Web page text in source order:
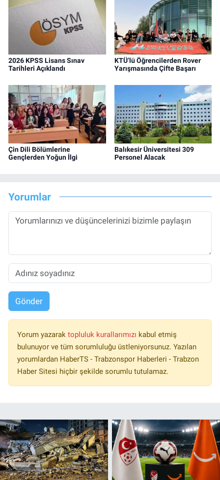
2026 KPSS Lisans Sınav
Tarihleri Açıklandı
KTÜ’lü Öğrencilerden Rover
Yarışmasında Çifte Başarı
Çin Dili Bölümlerine
Gençlerden Yoğun İlgi
Balıkesir Üniversitesi 309
Personel Alacak
Yorumlar
Gönder
Yorum yazarak topluluk kurallarımızı kabul etmiş
bulunuyor ve tüm sorumluluğu üstleniyorsunuz. Yazılan
yorumlardan HaberTS - Trabzonspor Haberleri - Trabzon
Haber Sitesi hiçbir şekilde sorumlu tutulamaz.